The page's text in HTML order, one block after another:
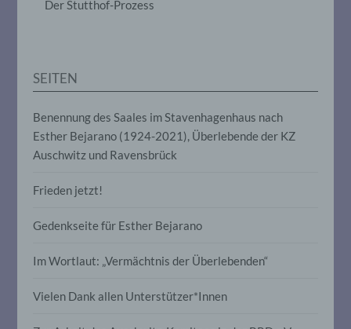
Der Stutthof-Prozess
SEITEN
Benennung des Saales im Stavenhagenhaus nach
Esther Bejarano (1924-2021), Überlebende der KZ
Auschwitz und Ravensbrück
Frieden jetzt!
Gedenkseite für Esther Bejarano
Im Wortlaut: „Vermächtnis der Überlebenden“
Vielen Dank allen Unterstützer*Innen
Anpassung oder Veränderung, das
d) Einschränkung der Verarbeitung
Einschränkung der Verarbeitung ist die
Markierung gespeicherter
ihre künftige Verarbeitung einzuschränken.